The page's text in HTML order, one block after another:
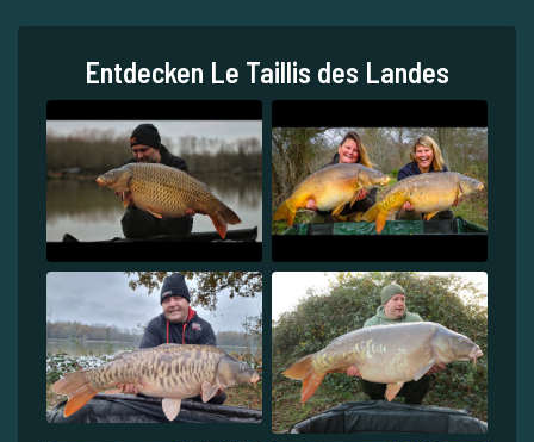
Entdecken Le Taillis des Landes